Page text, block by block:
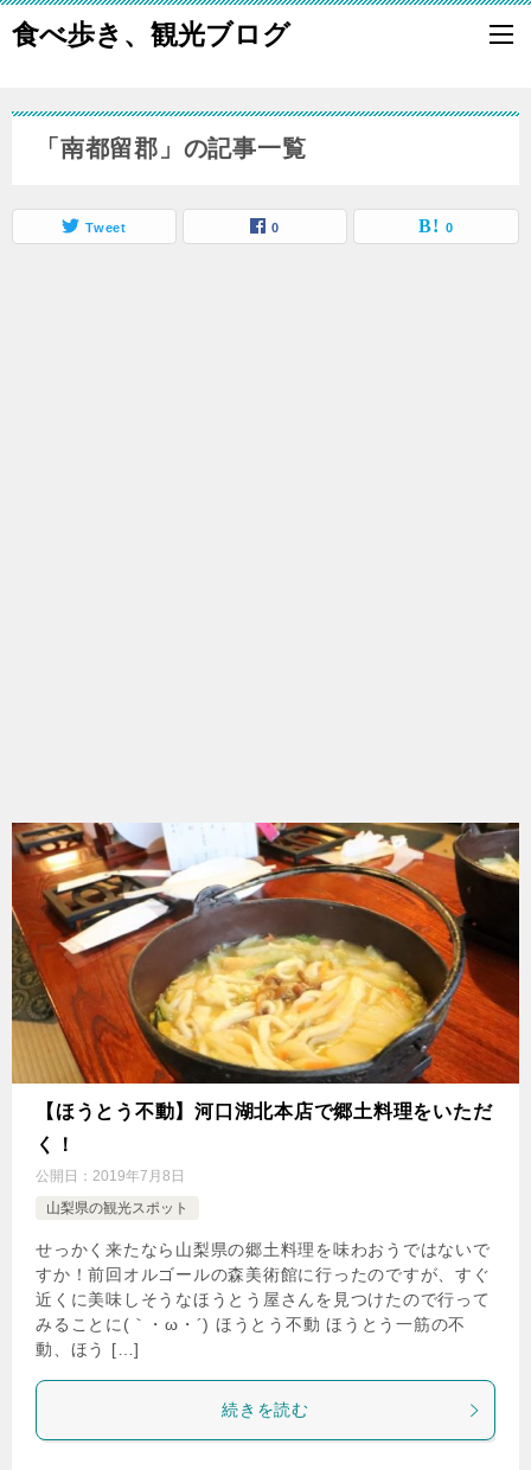
食べ歩き、観光ブログ
「南都留郡」の記事一覧
Tweet 0 0
【ほうとう不動】河口湖北本店で郷土料理をいただ
く！
公開日： 2019年7月8日
山梨県の観光スポット
せっかく来たなら山梨県の郷土料理を味わおうではないで
すか！前回オルゴールの森美術館に行ったのですが、すぐ
近くに美味しそうなほうとう屋さんを見つけたので行って
みることに(｀・ω・´) ほうとう不動 ほうとう一筋の不
動、ほう […]
続きを読む